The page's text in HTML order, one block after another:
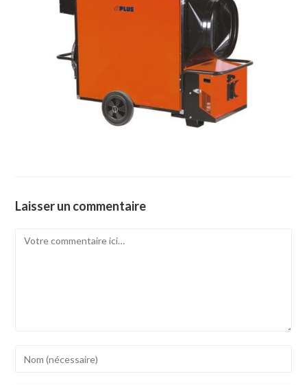
Laisser un commentaire
Comment